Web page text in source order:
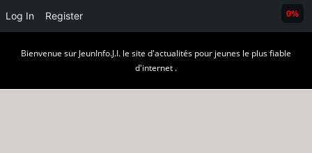
Log In Register
Bienvenue sur JeunInfo.J.I. le site d'actualités pour jeunes le plus fiable
d'internet .
0%